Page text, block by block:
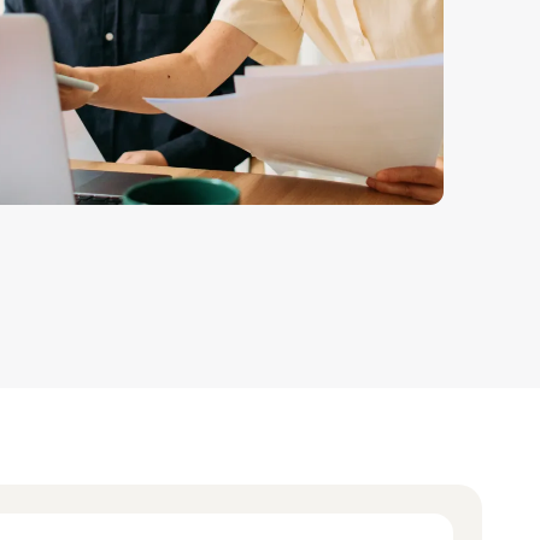
Come vendere magliette online
Espandi il tuo marchio di magliette